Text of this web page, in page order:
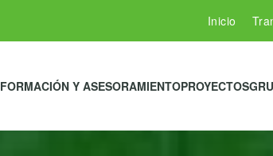
Inicio
FORMACIÓN Y ASESORAMIENTOPROYECTOS